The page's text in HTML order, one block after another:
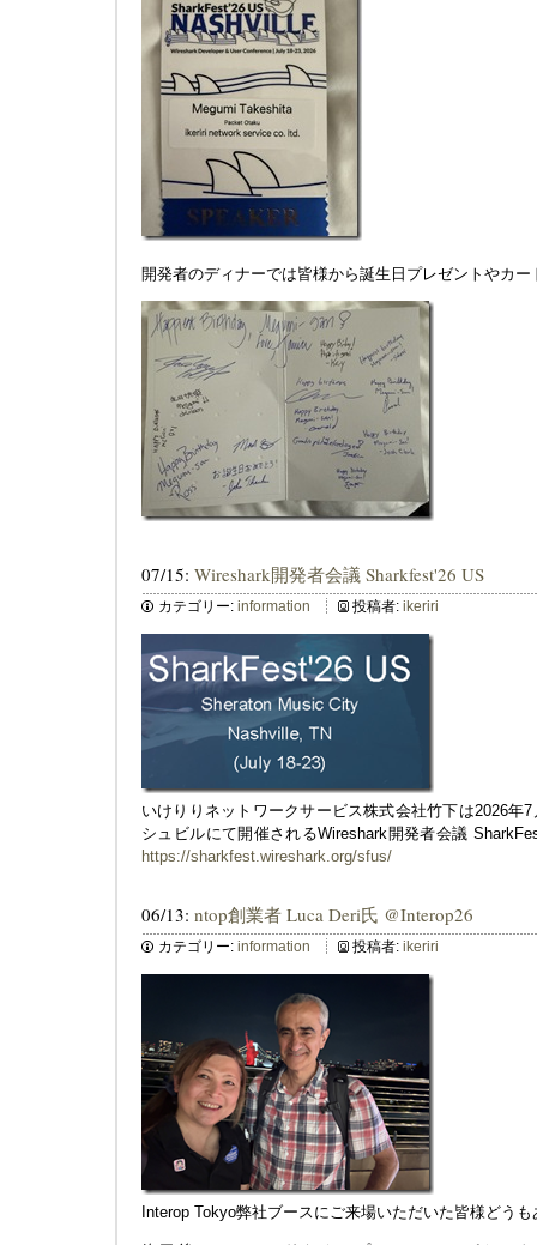
開発者のディナーでは皆様から誕生日プレゼントやカ
07/15: Wireshark開発者会議 Sharkfest'26 US
カテゴリー: information 投稿者: ikeriri
いけりりネットワークサービス株式会社竹下は2026年7
シュビルにて開催されるWireshark開発者会議
https://sharkfest.wireshark.org/sfus/
06/13: ntop創業者 Luca Deri氏 @Interop26
カテゴリー: information 投稿者: ikeriri
Interop Tokyo弊社ブースにご来場いただいた皆様どう